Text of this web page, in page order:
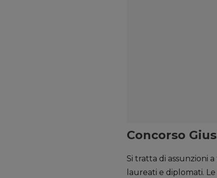
Concorso
Si tratta di assunzioni
laureati e diplomati.